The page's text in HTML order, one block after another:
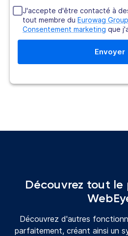
J'accepte d'être contacté à
tout membre du Eurowag Group
Consentement marketing que
Découvrez tout
Découvrez d'autres
parfaitement, créant ainsi un